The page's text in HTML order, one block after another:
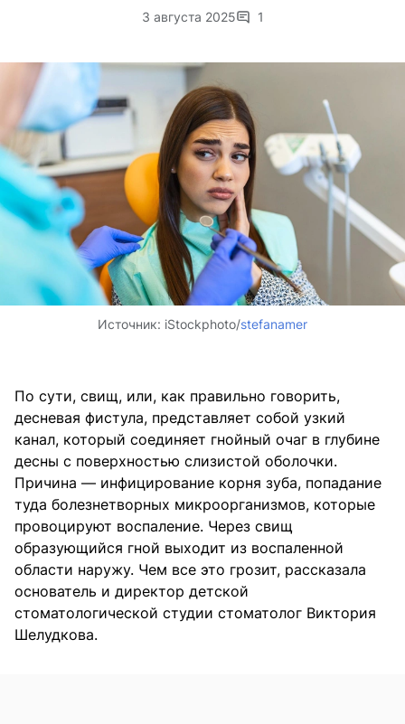
3 августа 2025 1
Источник: iStockphoto/stefanamer
По сути, свищ, или, как правильно говорить,
десневая фистула, представляет собой узкий
канал, который соединяет гнойный очаг в глубине
десны с поверхностью слизистой оболочки.
Причина — инфицирование корня зуба, попадание
туда болезнетворных микроорганизмов, которые
провоцируют воспаление. Через свищ
образующийся гной выходит из воспаленной
области наружу. Чем все это грозит, рассказала
основатель и директор детской
стоматологической студии стоматолог Виктория
Шелудкова.